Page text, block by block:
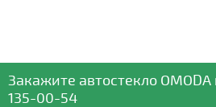
Закажите автостекло OMODA
135-00-54